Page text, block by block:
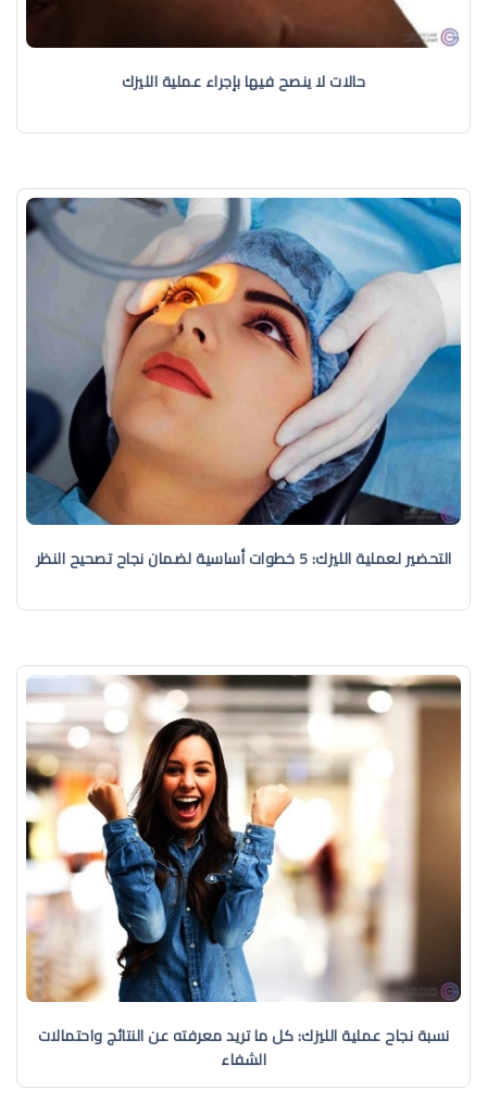
حالات لا ينصح فيها بإجراء عملية الليزك
التحضير لعملية الليزك: 5 خطوات أساسية لضمان نجاح تصحيح النظر
نسبة نجاح عملية الليزك: كل ما تريد معرفته عن النتائج واحتمالات
الشفاء